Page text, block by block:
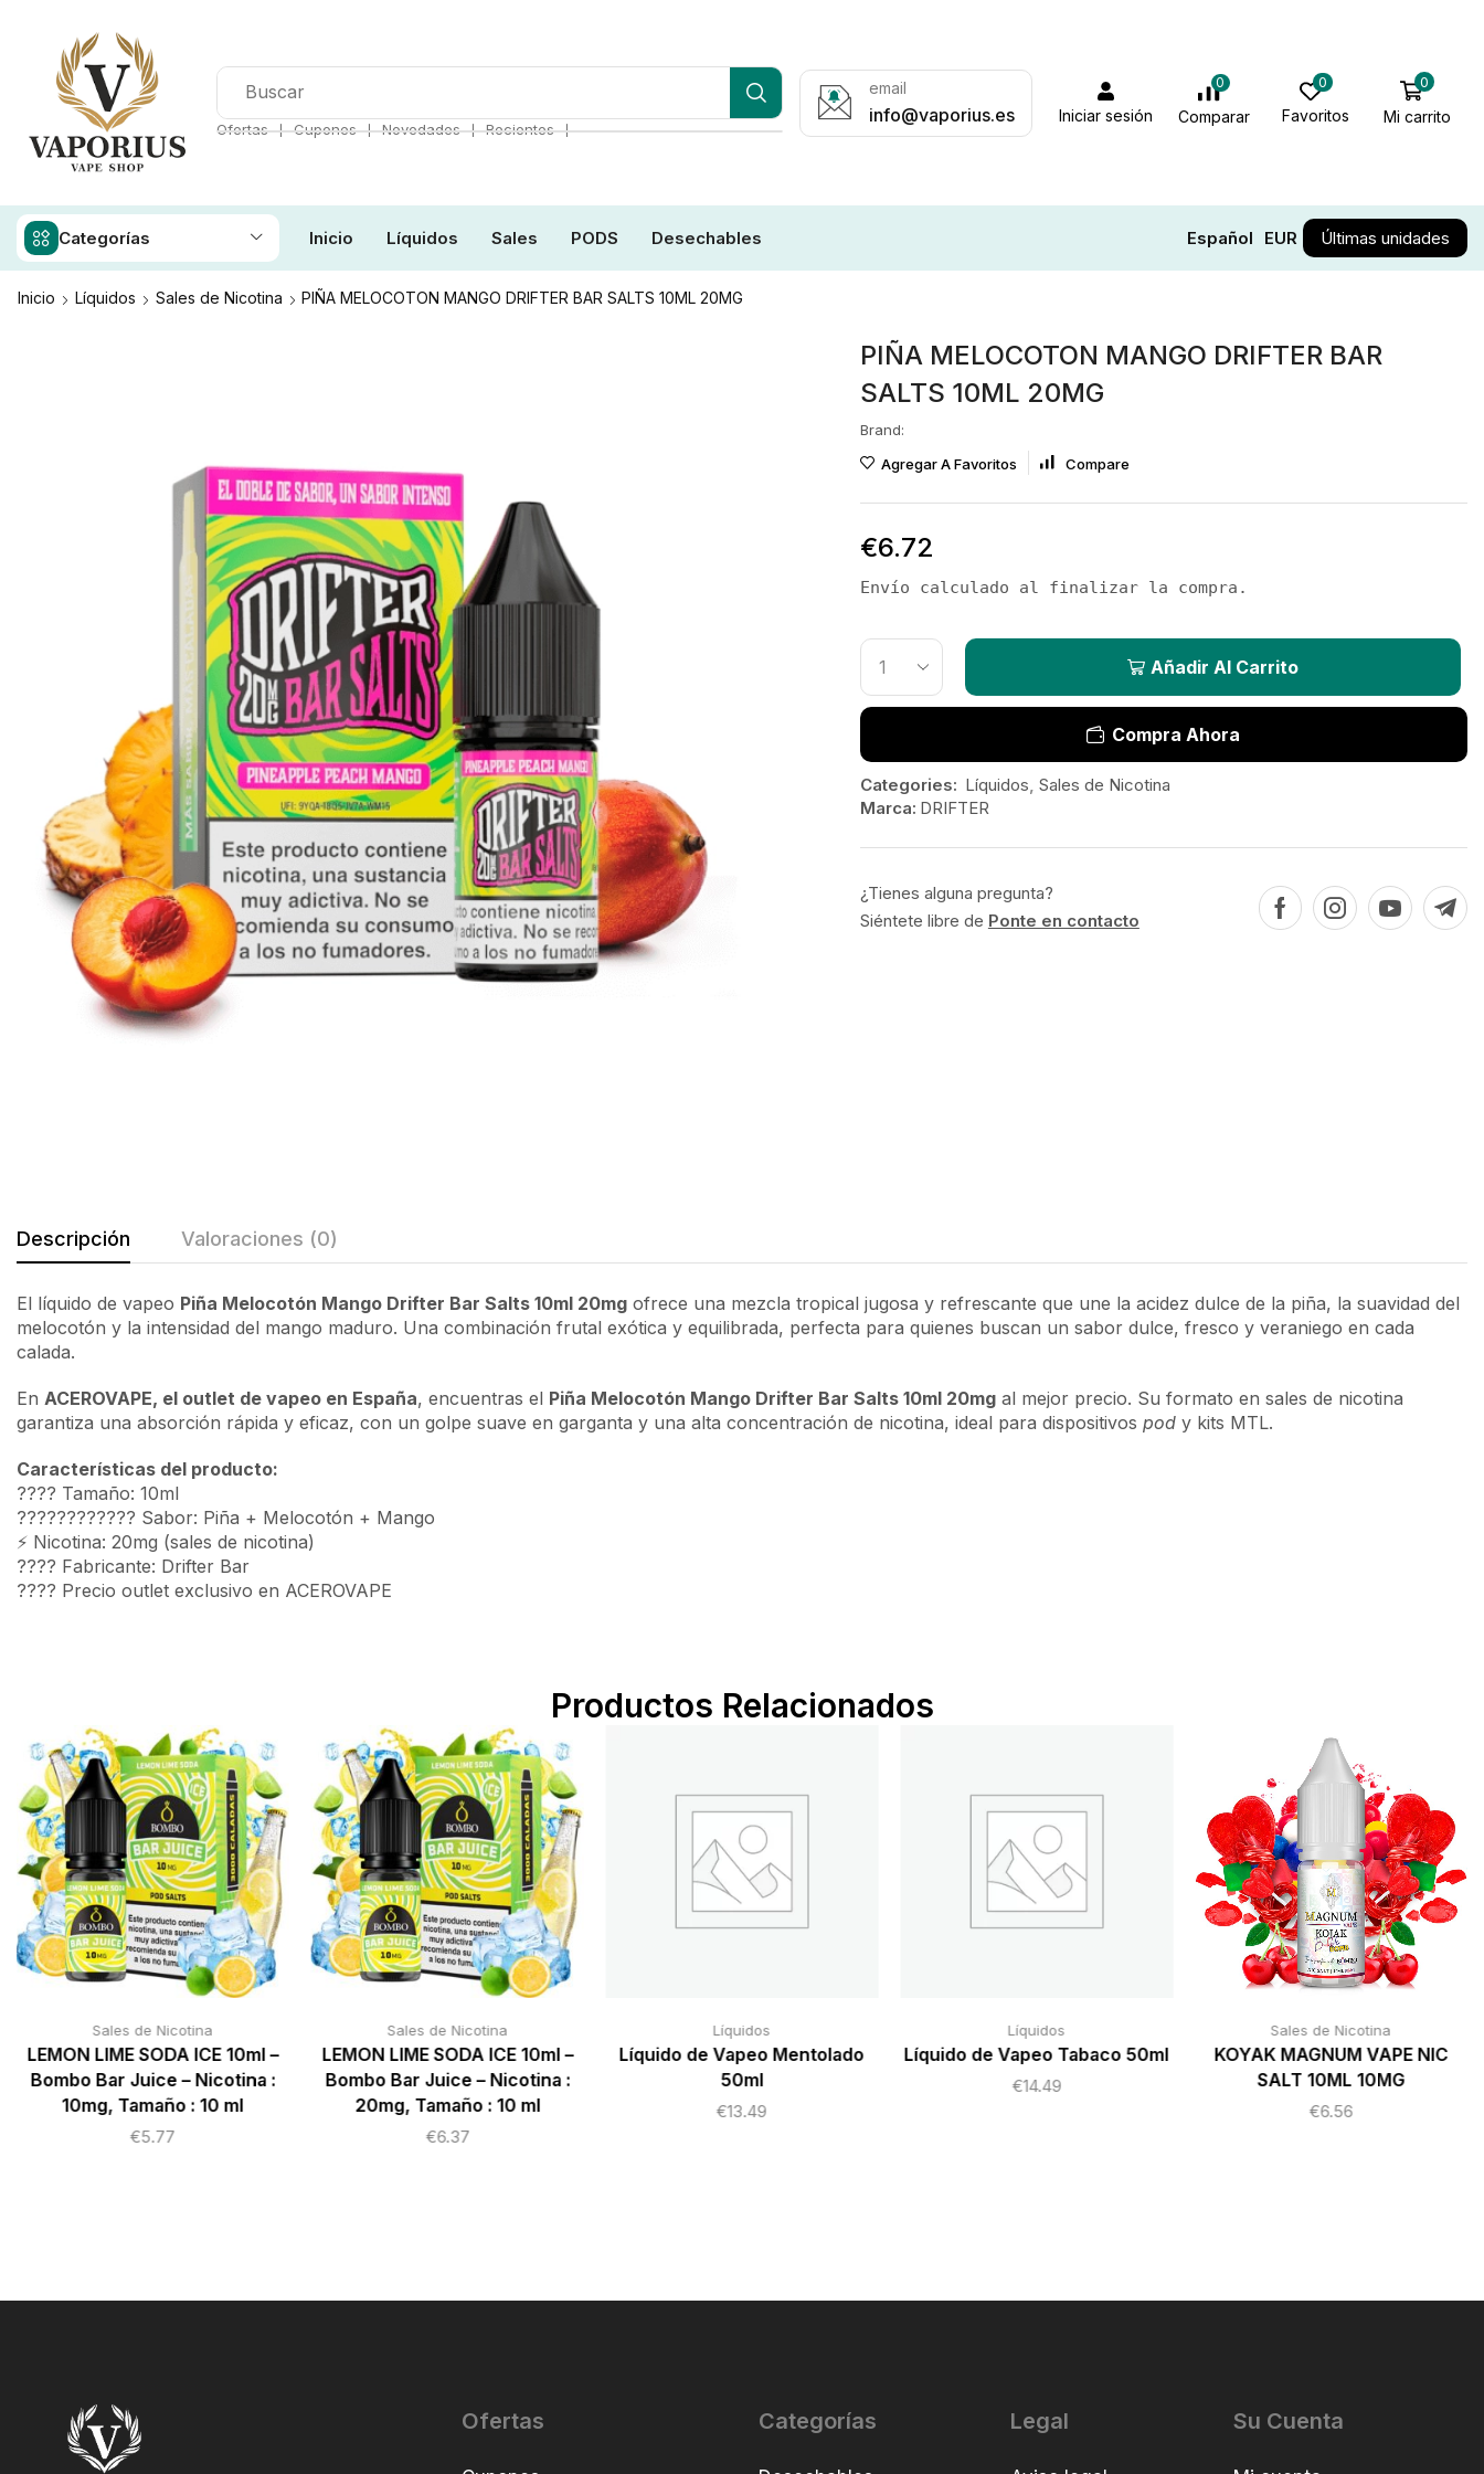
Ofertas ❘ Cupones ❘ Novedades ❘ Recientes ❘
email
info@vaporius.es Iniciar sesión
0
Comparar
0
Favoritos
0
Mi carrito
Categorías Inicio Líquidos Sales PODS Desechables Español EUR Últimas unidades
Inicio Líquidos Sales de Nicotina PIÑA MELOCOTON MANGO DRIFTER BAR SALTS 10ML 20MG
PIÑA MELOCOTON MANGO DRIFTER BAR
SALTS 10ML 20MG
Brand:
Agregar A Favoritos
Compare
€6.72
Envío calculado al finalizar la compra.
Añadir Al Carrito
Compra Ahora
Categories: Líquidos, Sales de Nicotina
Marca: DRIFTER
¿Tienes alguna pregunta?
Siéntete libre de Ponte en contacto
Descripción Valoraciones (0)
El líquido de vapeo Piña Melocotón Mango Drifter Bar Salts 10ml 20mg ofrece una mezcla tropical jugosa y refrescante que une la acidez dulce de la piña, la suavidad del
melocotón y la intensidad del mango maduro. Una combinación frutal exótica y equilibrada, perfecta para quienes buscan un sabor dulce, fresco y veraniego en cada
calada.
En ACEROVAPE, el outlet de vapeo en España, encuentras el Piña Melocotón Mango Drifter Bar Salts 10ml 20mg al mejor precio. Su formato en sales de nicotina
garantiza una absorción rápida y eficaz, con un golpe suave en garganta y una alta concentración de nicotina, ideal para dispositivos pod y kits MTL.
Características del producto:
???? Tamaño: 10ml
???????????? Sabor: Piña + Melocotón + Mango
⚡ Nicotina: 20mg (sales de nicotina)
???? Fabricante: Drifter Bar
????️ Precio outlet exclusivo en ACEROVAPE
Productos Relacionados
Sales de Nicotina
LEMON LIME SODA ICE 10ml –
Bombo Bar Juice – Nicotina :
10mg, Tamaño : 10 ml
€5.77
Sales de Nicotina
LEMON LIME SODA ICE 10ml –
Bombo Bar Juice – Nicotina :
20mg, Tamaño : 10 ml
€6.37
Líquidos
Líquido de Vapeo Mentolado
50ml
€13.49
Líquidos
Líquido de Vapeo Tabaco 50ml
€14.49
Sales de Nicotina
KOYAK MAGNUM VAPE NIC
SALT 10ML 10MG
€6.56
Ofertas Categorías Legal Su Cuenta